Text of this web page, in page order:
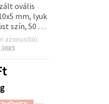
ovális
mm, lyuk
szín, 50 g
db)
azonosító):